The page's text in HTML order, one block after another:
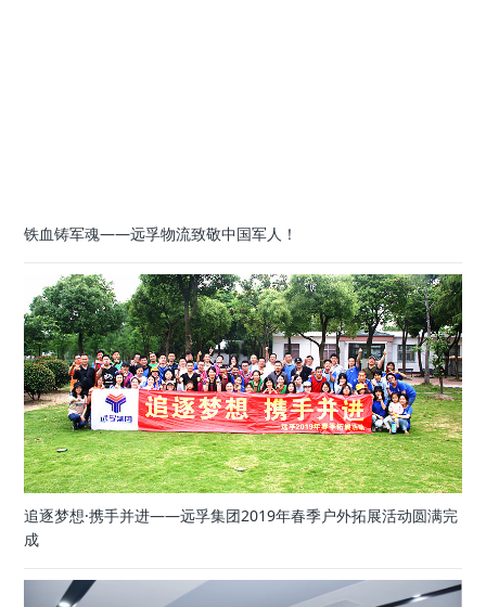
铁血铸军魂——远孚物流致敬中国军人！
追逐梦想·携手并进——远孚集团2019年春季户外拓展活动圆满完
成